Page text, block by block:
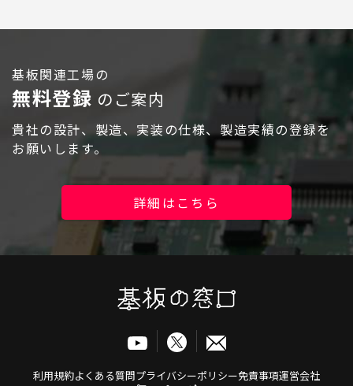
基板関連工場の
無料登録 のご案内
貴社の設計、製造、実装の仕様、製造実績の登録を
お願いします。
詳細はこちら
利用規約よくある質問プライバシーポリシー免責事項運営会社